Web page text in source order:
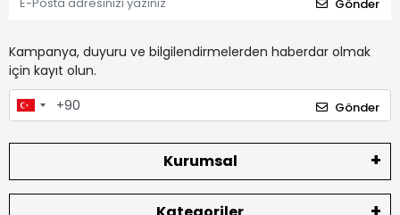
Gönder
Kampanya, duyuru ve bilgilendirmelerden haberdar olmak
için kayıt olun.
Gönder
Kurumsal